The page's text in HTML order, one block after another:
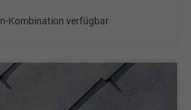
Kombination verfügbar